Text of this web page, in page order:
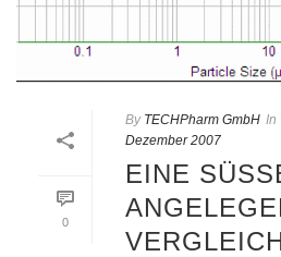
0
By TECHPharm GmbH In
Dezember 2007
EINE SÜSSE